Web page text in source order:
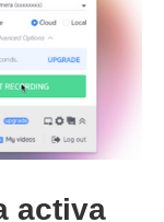
activa